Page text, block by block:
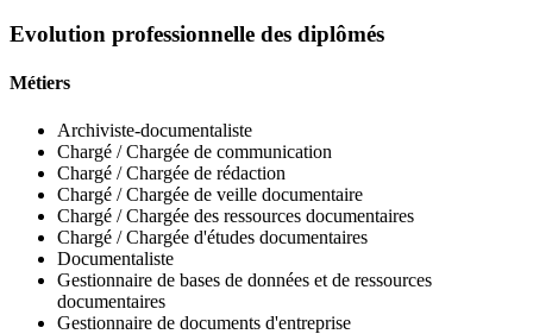
Evolution professionnelle des diplômés
Métiers
Archiviste-documentaliste
Chargé / Chargée de communication
Chargé / Chargée de rédaction
Chargé / Chargée de veille documentaire
Chargé / Chargée des ressources documentaires
Chargé / Chargée d'études documentaires
Documentaliste
Gestionnaire de bases de données et de ressources
documentaires
Gestionnaire de documents d'entreprise